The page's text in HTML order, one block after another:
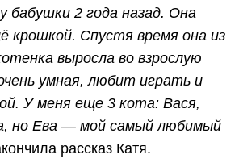
бабушки 2 года назад. Она
крошкой. Спустя время она из
выросла во взрослую
умная, любит играть и
У меня еще 3 кота: Вася,
но Ева — мой самый любимый
рассказ Катя.